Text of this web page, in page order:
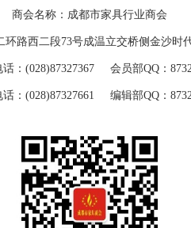
商会名称：成都市家具行业商会
环路西二段73号成温立交桥侧金沙时
话：(028)87327367 会员部QQ：
话：(028)87327661 编辑部QQ：